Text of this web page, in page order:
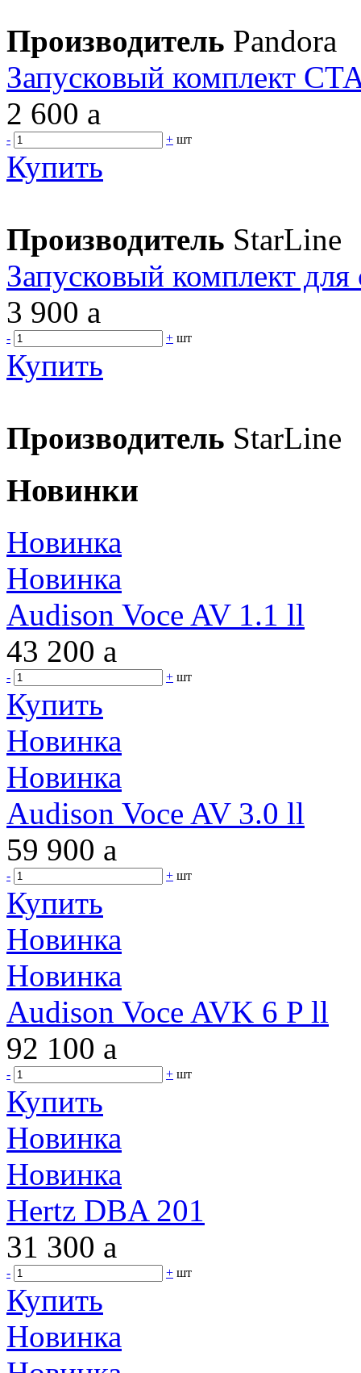
Производитель Pandora
Запусковый комплект
2 600 a
- + шт
Купить
Производитель StarLine
Запусковый комплект
3 900 a
- + шт
Купить
Производитель StarLine
Новинки
Новинка
Новинка
Audison Voce AV 1.1 ll
43 200 a
- + шт
Купить
Новинка
Новинка
Audison Voce AV 3.0 ll
59 900 a
- + шт
Купить
Новинка
Новинка
Audison Voce AVK 6 P ll
92 100 a
- + шт
Купить
Новинка
Новинка
Hertz DBA 201
31 300 a
- + шт
Купить
Новинка